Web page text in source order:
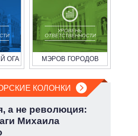
ОГА
УРОВЕНЬ
ОТВЕТСТВЕННОСТИ
МЭРОВ ГОРОДОВ
КОЛОНКИ
а не революция:
Михаила